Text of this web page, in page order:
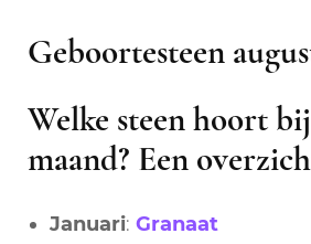
Geboortesteen
Welke steen hoort
maand? Een
Januari: Granaat